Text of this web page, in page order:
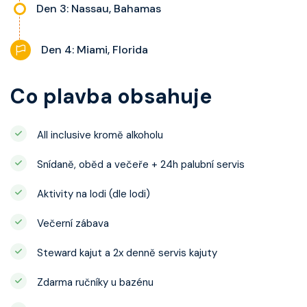
Den 3: Nassau, Bahamas
Den 4: Miami, Florida
Co plavba obsahuje
All inclusive kromě alkoholu
Snídaně, oběd a večeře + 24h palubní servis
Aktivity na lodi (dle lodi)
Večerní zábava
Steward kajut a 2x denně servis kajuty
Zdarma ručníky u bazénu